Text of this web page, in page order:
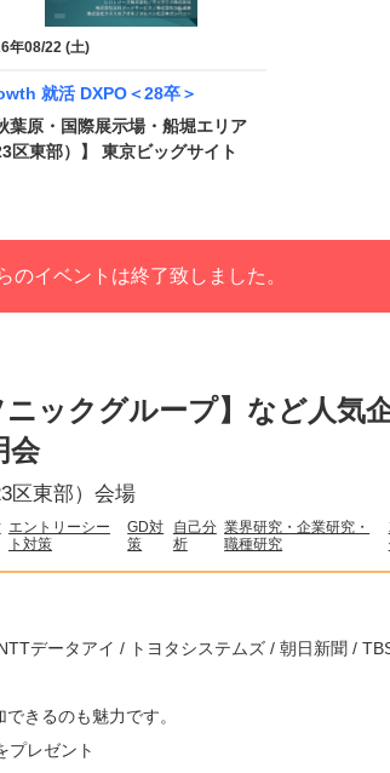
年08/22 (土)
就活 DXPO＜28卒＞
葉原・国際展示場・船堀エリア
区東部）】 東京ビッグサイト
のイベントは終了致しました。
ニックグループ】など人気
会
区東部）会場
エントリーシー
ト対策
GD対
策
自己分
析
業界研究・企業研究・
職種研究
データアイ / トヨタシステムズ / 朝日新聞 /
きるのも魅力です。
プレゼント